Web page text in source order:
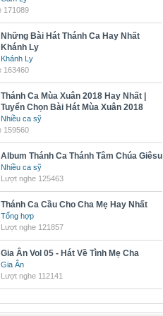
171089
Những Bài Hát Thánh Ca Hay Nhất
Khánh Ly
Khánh Ly
163460
Thánh Ca Mùa Xuân 2018 Hay Nhất |
Tuyển Chọn Bài Hát Mùa Xuân 2018
Nhiều ca sỹ
159560
Album Thánh Ca Thánh Tâm Chúa Giêsu
Nhiều ca sỹ
Lượt nghe 125463
Thánh Ca Cầu Cho Cha Mẹ Hay Nhất
Tổng hợp
Lượt nghe 121857
Gia Ân Vol 05 - Hát Về Tình Mẹ Cha
Gia Ân
Lượt nghe 112141